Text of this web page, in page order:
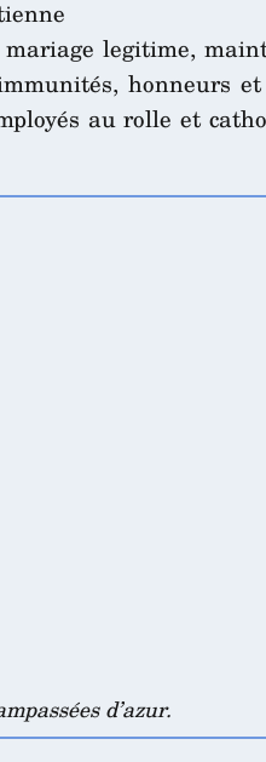
legitime,
honneurs
au rolle et
d’azur.